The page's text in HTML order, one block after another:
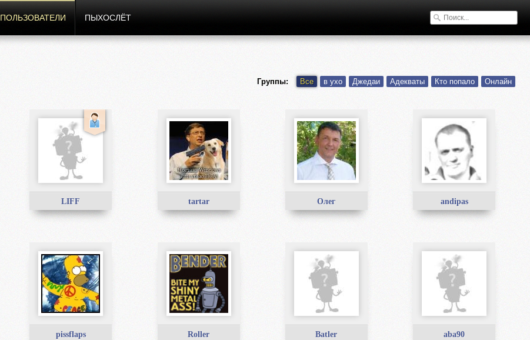
ПОЛЬЗОВАТЕЛИ ПЫХОСЛЁТ
Группы: Все в ухо Джедаи Адекваты Кто попало Онлайн
LIFF tartar Олег andipas
pissflaps Roller Batler aba90